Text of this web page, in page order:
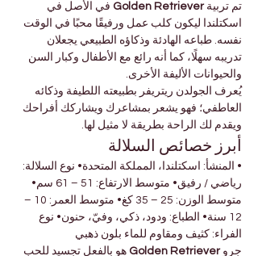
تم تربية Golden Retriever في الأصل في
اسكتلندا ليكون كلب عمل ورفيقًا محبًا في الوقت
نفسه. طباعه الهادئة وذكاؤه الطبيعي يجعلان
تدريبه سهلًا، كما أنه رائع مع الأطفال وكبار السن
والحيوانات الأليفة الأخرى.
يُعرف الجولدن ريتريفر بطبيعته اللطيفة وذكائه
العاطفي؛ فهو يشعر بمشاعرك ويشاركك أفراحك
ويقدم لك الراحة بطريقة لا مثيل لها.
أبرز خصائص السلالة
• المنشأ: اسكتلندا، المملكة المتحدة• نوع السلالة:
رياضي / رفيق• متوسط الارتفاع: 51 – 61 سم•
متوسط الوزن: 25 – 35 كغ• متوسط العمر: 10 –
12 سنة• الطباع: ودود، ذكي، وفيّ، حنون• نوع
الفراء: كثيف ومقاوم للماء بلون ذهبي
جرو Golden Retriever هو بالفعل تجسيد للحب